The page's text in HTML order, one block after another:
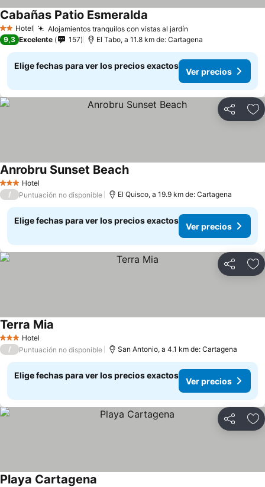
2 Estrellas
Hotel Alojamientos tranquilos con vistas al jardín
Cabañas Patio Esmeralda
9,3 Excelente 157 El Tabo, a 11.8 km de: Cartagena
Elige fechas para ver los precios exactos
Ver precios
Compartir
3 Estrellas
Hotel
Anrobru Sunset BeachVer precios
/ Puntuación no disponible El Quisco, a 19.9 km de: Cartagena
Elige fechas para ver los precios exactos
Ver precios
Compartir
3 Estrellas
Hotel
Terra Mia
/ Puntuación no disponible San Antonio, a 4.1 km de: Cartagena
Elige fechas para ver los precios exactos
Ver precios
Compartir
Playa Cartagena